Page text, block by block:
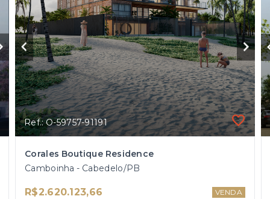
Ref.: O-59757-91191
Corales Boutique Residence
Camboinha - Cabedelo/PB
R$2.620.123,66 VENDA